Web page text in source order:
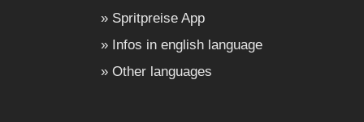
Spritpreise App
Infos in english language
Other languages